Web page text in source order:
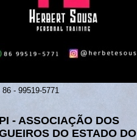
86 - 99519-5771
- ASSOCIAÇÃO DOS
DO ESTADO DO